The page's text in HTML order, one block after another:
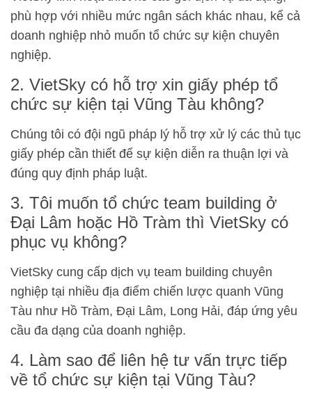
phù hợp với nhiều mức ngân sách khác nhau, kể cả
doanh nghiệp nhỏ muốn tổ chức sự kiện chuyên
nghiệp.
2. VietSky có hỗ trợ xin giấy phép tổ
chức sự kiện tại Vũng Tàu không?
Chúng tôi có đội ngũ pháp lý hỗ trợ xử lý các thủ tục
giấy phép cần thiết để sự kiện diễn ra thuận lợi và
đúng quy định pháp luật.
3. Tôi muốn tổ chức team building ở
Đại Lâm hoặc Hồ Tràm thì VietSky có
phục vụ không?
VietSky cung cấp dịch vụ team building chuyên
nghiệp tại nhiều địa điểm chiến lược quanh Vũng
Tàu như Hồ Tràm, Đại Lâm, Long Hải, đáp ứng yêu
cầu đa dạng của doanh nghiệp.
4. Làm sao để liên hệ tư vấn trực tiếp
về tổ chức sự kiện tại Vũng Tàu?